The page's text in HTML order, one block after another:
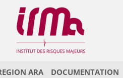
ARA DOCUMENTATION